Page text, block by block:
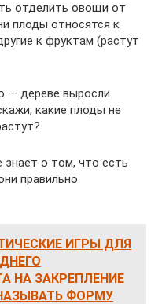
отделить овощи от
плоды относятся к
к фруктам (растут
— дереве выросли
какие плоды не
знает о том, что есть
правильно
ИГРЫ ДЛЯ
НА ЗАКРЕПЛЕНИЕ
ФОРМУ